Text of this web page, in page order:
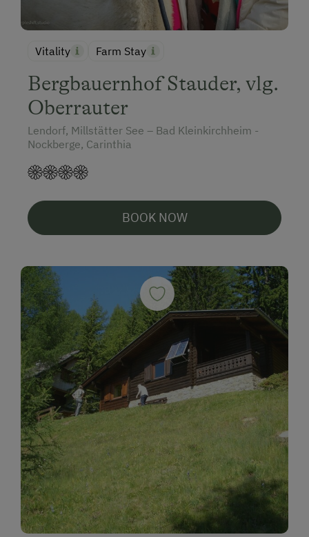
Vitality Farm Stay
Bergbauernhof Stauder, vlg.
Oberrauter
Lendorf, Millstätter See – Bad Kleinkirchheim -
Nockberge, Carinthia
BOOK NOW